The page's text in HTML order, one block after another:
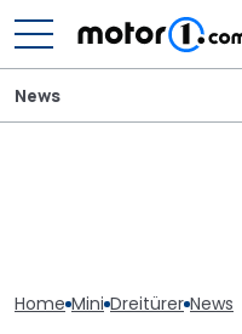
News
Home Mini Dreitürer News